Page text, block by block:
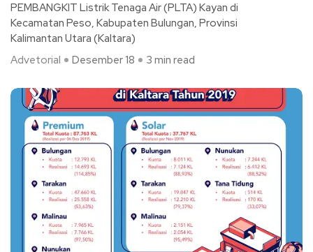
PEMBANGKIT Listrik Tenaga Air (PLTA) Kayan di
Kecamatan Peso, Kabupaten Bulungan, Provinsi
Kalimantan Utara (Kaltara)
Advetorial
Desember 18 3 min read